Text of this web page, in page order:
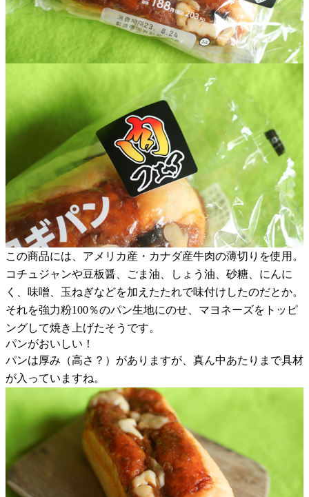
この商品には、アメリカ産・カナダ産牛肉の薄切りを使用。
コチュジャンや豆板醤、ごま油、しょう油、砂糖、にんに
く、味噌、玉ねぎなどを加えたたれで味付けしたのだとか。
それを強力粉100％のパン生地にのせ、マヨネーズをトッピ
ングして焼き上げたそうです。
パンがおいしい！
パンは厚み（高さ？）がありますが、真ん中あたりまで具材
が入っていますね。